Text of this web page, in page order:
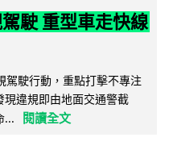
駛 重型車走快線
駕駛行動，重點打擊不專注
違規即由地面交通警截
...
閱讀全文